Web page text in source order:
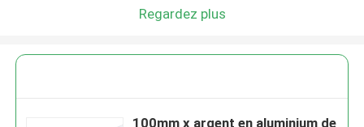
Regardez plus
100mm x argent en aluminium de